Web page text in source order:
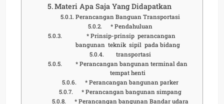
Materi Apa Saja Yang Didapatkan
Perancangan Banguan Transportasi
* Pendahuluan
* Prinsip-prinsip perancangan
bangunan teknik sipil pada bidang
transportasi
* Perancangan bangunan terminal dan
tempat henti
* Perancangan bangunan parker
* Perancangan bangunan simpang
* Perancangan bangunan Bandar udara